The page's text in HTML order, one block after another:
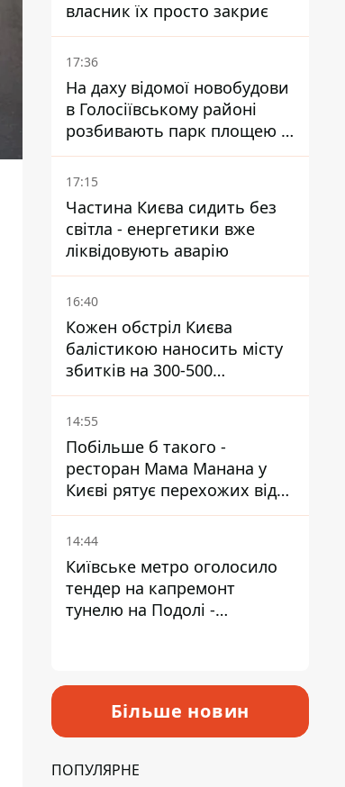
власник їх просто закриє
17:36
На даху відомої новобудови
в Голосіївському районі
розбивають парк площею в
гектар
17:15
Частина Києва сидить без
світла - енергетики вже
ліквідовують аварію
16:40
Кожен обстріл Києва
балістикою наносить місту
збитків на 300-500
мільйонів - Петро
Пантелеєв
14:55
Побільше б такого -
ресторан Мама Манана у
Києві рятує перехожих від
спеки
14:44
Київське метро оголосило
тендер на капремонт
тунелю на Подолі -
Більше новин
ПОПУЛЯРНЕ